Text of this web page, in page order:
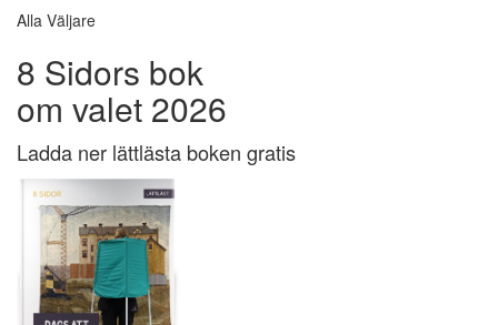
Alla Väljare
8 Sidors bok
om valet 2026
Ladda ner lättlästa boken gratis